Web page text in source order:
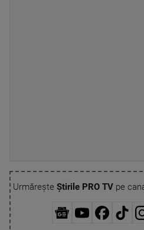
Urmărește Știrile PRO TVpe